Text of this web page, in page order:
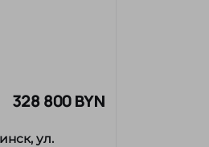
328 800 BYN
ул.